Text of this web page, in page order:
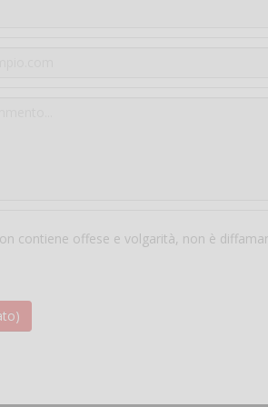
contiene offese e volgarità, non è